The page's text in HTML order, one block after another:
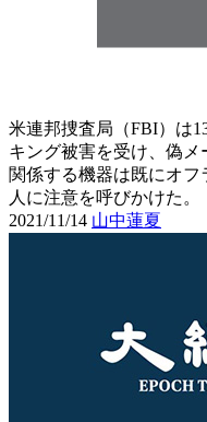
米連邦捜査局（FBI）は
キング被害を受け、偽メ
関係する機器は既にオ
人に注意を呼びかけた。
2021/11/14 山中蓮夏